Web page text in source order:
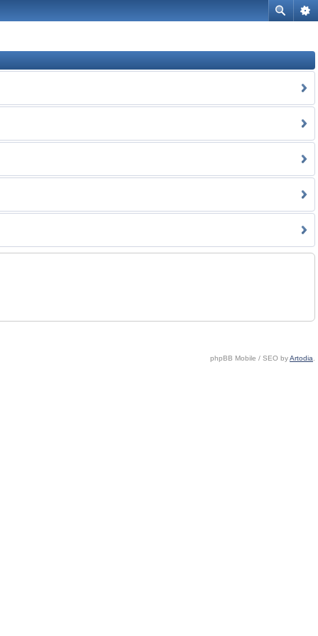
phpBB Mobile / SEO byArtodia